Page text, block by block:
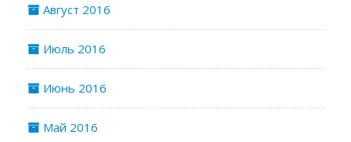
Август 2016
Июль 2016
Июнь 2016
Май 2016